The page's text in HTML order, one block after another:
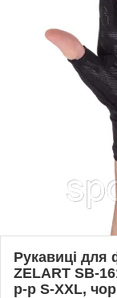
Рукавиці для
ZELART SB-
р-р S-XXL,